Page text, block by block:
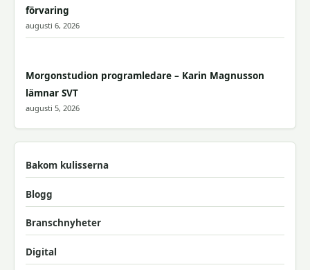
förvaring
augusti 6, 2026
Morgonstudion programledare – Karin Magnusson
lämnar SVT
augusti 5, 2026
Bakom kulisserna
Blogg
Branschnyheter
Digital